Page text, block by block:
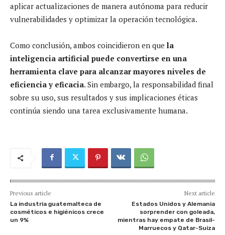
aplicar actualizaciones de manera autónoma para reducir
vulnerabilidades y optimizar la operación tecnológica.
Como conclusión, ambos coincidieron en que la
inteligencia artificial puede convertirse en una
herramienta clave para alcanzar mayores niveles de
eficiencia y eficacia. Sin embargo, la responsabilidad final
sobre su uso, sus resultados y sus implicaciones éticas
continúa siendo una tarea exclusivamente humana.
Previous article
La industria guatemalteca de
cosméticos e higiénicos crece
un 9%
Next article
Estados Unidos y Alemania
sorprender con goleada,
mientras hay empate de Brasil-
Marruecos y Qatar-Suiza